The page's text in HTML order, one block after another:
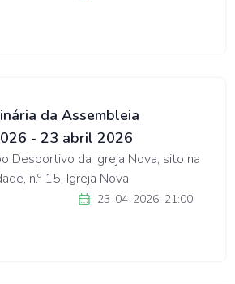
da Assembleia
- 23 abril 2026
Desportivo da Igreja Nova, sito na
n.º 15, Igreja Nova
23-04-2026: 21:00